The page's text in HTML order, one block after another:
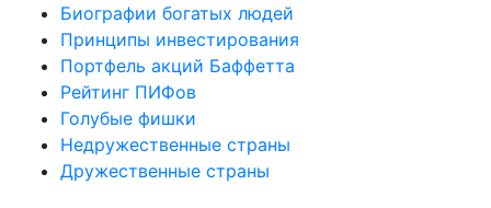
Биографии богатых людей
Принципы инвестирования
Портфель акций Баффетта
Рейтинг ПИФов
Голубые фишки
Недружественные страны
Дружественные страны